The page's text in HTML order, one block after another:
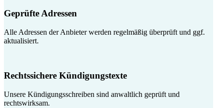
Geprüfte Adressen
Alle Adressen der Anbieter werden regelmäßig überprüft und ggf.
aktualisiert.
Rechtssichere Kündigungstexte
Unsere Kündigungsschreiben sind anwaltlich geprüft und
rechtswirksam.